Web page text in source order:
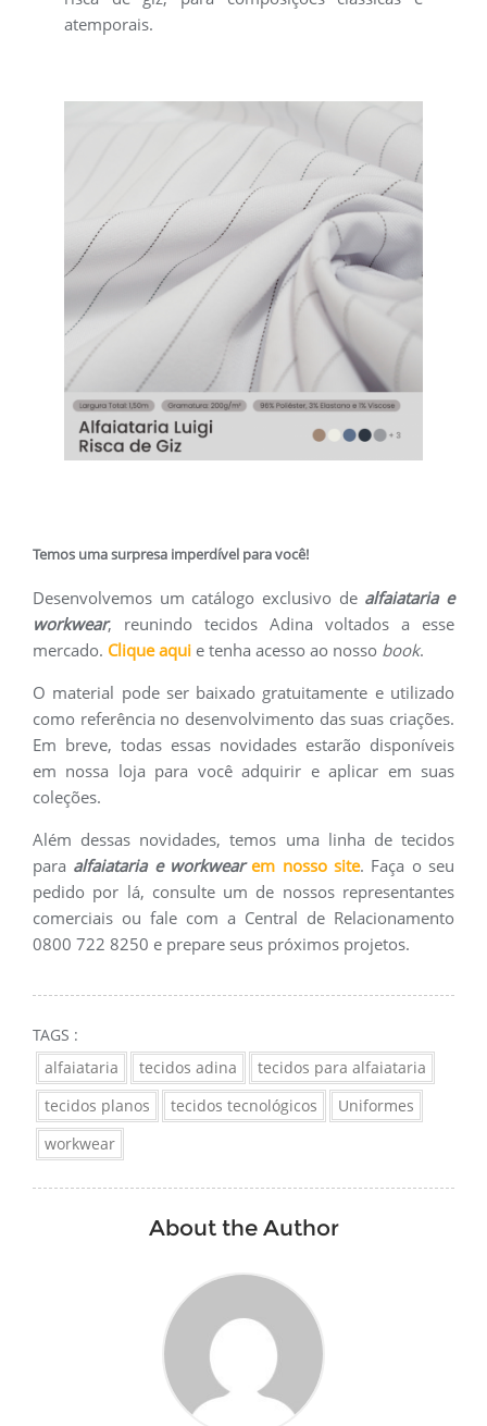
atemporais.
Temos uma surpresa imperdível para você!
Desenvolvemos um catálogo exclusivo de alfaiataria e
workwear, reunindo tecidos Adina voltados a esse
mercado. Clique aqui e tenha acesso ao nosso book.
O material pode ser baixado gratuitamente e utilizado
como referência no desenvolvimento das suas criações.
Em breve, todas essas novidades estarão disponíveis
em nossa loja para você adquirir e aplicar em suas
coleções.
Além dessas novidades, temos uma linha de tecidos
para alfaiataria e workwear em nosso site. Faça o seu
pedido por lá, consulte um de nossos representantes
comerciais ou fale com a Central de Relacionamento
0800 722 8250 e prepare seus próximos projetos.
TAGS :
alfaiataria
tecidos adina
tecidos para alfaiataria
tecidos planos
tecidos tecnológicos
Uniformes
workwear
About the Author